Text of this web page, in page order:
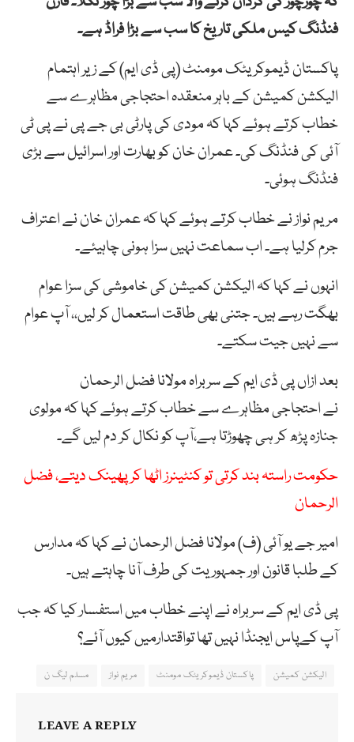
فنڈنگکیسملکیتاریخکاسبسےبڑافراڈہے۔
پاکستان ڈیموکریٹک مومنٹ (پی ڈی ایم) کے زیر اہتمام
الیکشن کمیشن کے باہر منعقدہ احتجاجی مظاہرے سے
خطاب کرتے ہوئے کہا کہ مودیکیپارٹیبیجےپینےپیٹی
آئیکیفنڈنگکی۔عمرانخانکوبھارتاوراسرائیلسےبڑی
فنڈنگہوئی۔
مریمنوازنےخطابکرتےہوئےکہاکہعمرانخاننےاعتراف
جرمکرلیاہے۔ابسماعتنہیںسزاہونیچاہیئے۔
انہوں نے کہا کہ الیکشنکمیشنکیخاموشیکیسزاعوام
بھگترہےہیں۔جتنیبھیطاقتاستعمالکرلیں،،آپعوام
سےنہیںجیتسکتے۔
بعد ازاں پی ڈی ایم کے سربراہ مولانا فضل الرحمان
نےاحتجاجی مظاہرے سے خطاب کرتے ہوئے کہا کہمولوی
جنازہ پڑھ کر ہی چھوڑتا ہے،آپ کو نکال کر دم لیں گے۔
حکومت راستہ بند کرتی تو کنٹینرز اٹھا کر پھینک دیتے، فضل
الرحمان
امیر جے یو آئی (ف) مولانا فضل الرحمان نے کہا کہ مدارس
کے طلبا قانون اور جمہوریت کی طرف آنا چاہتے ہیں۔
پی ڈی ایم کے سربراہ نے اپنے خطاب میں استفسار کیا کہ جب
آپ کےپاس ایجنڈا نہیں تھا تواقتدارمیں کیوں آئے؟
الیکشن کمیشن پاکستان ڈیموکریٹک مومنٹ مریم نواز مسلم لیگ ن
LEAVE A REPLY